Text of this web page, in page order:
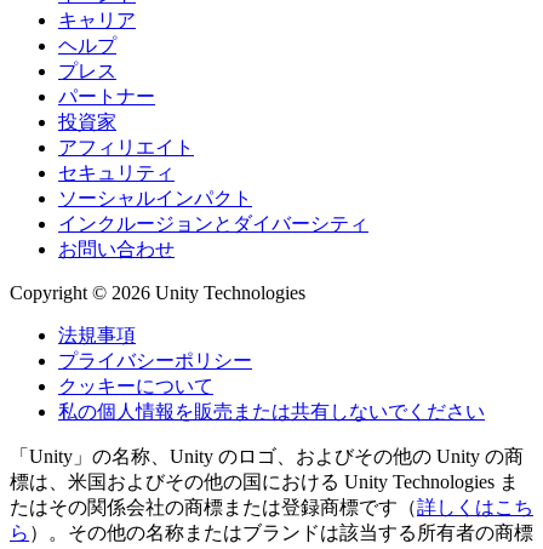
キャリア
ヘルプ
プレス
パートナー
投資家
アフィリエイト
セキュリティ
ソーシャルインパクト
インクルージョンとダイバーシティ
お問い合わせ
Copyright © 2026 Unity Technologies
法規事項
プライバシーポリシー
クッキーについて
私の個人情報を販売または共有しないでください
「Unity」の名称、Unity のロゴ、およびその他の Unity の商
標は、米国およびその他の国における Unity Technologies ま
たはその関係会社の商標または登録商標です（詳しくはこち
ら ）。その他の名称またはブランドは該当する所有者の商標